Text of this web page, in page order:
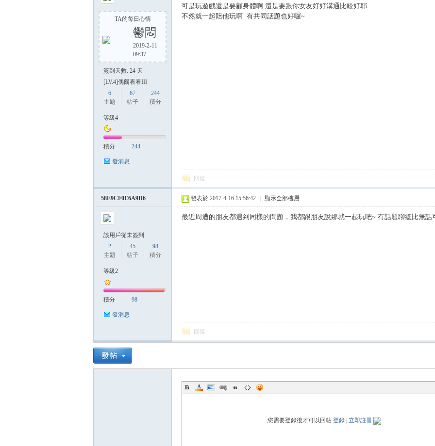
TA的每日心情
鬱悶
2019-2-11
09:37
簽到天數: 24 天
[LV.4]偶爾看看III
6
主題
67
帖子
244
積分
等級4
積分 244
發消息
可是玩遊戲還是要顧身體啊 還是要跟你女友好好溝通比較好耶
不然就一起陪他玩啊 有共同話題也好囉~
回復
58E9CF0E6A9D6
該用戶從未簽到
2
主題
45
帖子
98
積分
等級2
積分 98
發消息
發表於 2017-4-16 15:56:42 顯示全部樓層
最近周遭的朋友都遇到同樣的問題，我都跟朋友說那就一起玩吧~ 有話題聊總比無話
回復
您需要登錄後才可以回帖 登錄| 立即註冊